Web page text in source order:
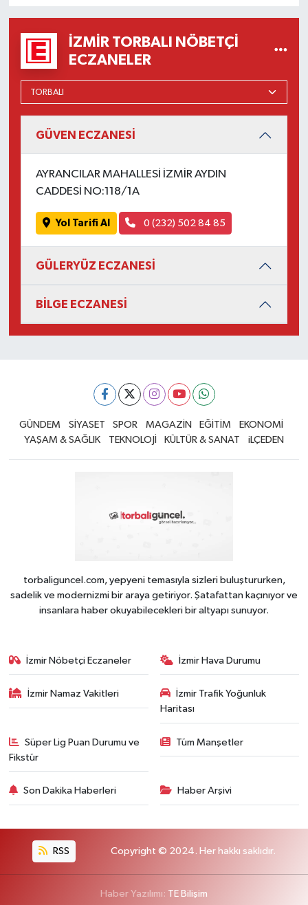
İZMIR TORBALI NÖBETÇI
ECZANELER
GÜVEN ECZANESİ
AYRANCILAR MAHALLESİ İZMİR AYDIN
CADDESİ NO:118/1A
Yol Tarifi Al 0 (232) 502 84 85
GÜLERYÜZ ECZANESİ
BİLGE ECZANESİ
GÜNDEM SİYASET SPOR MAGAZİN EĞİTİM
EKONOMİ
YAŞAM & SAĞLIK
TEKNOLOJİ KÜLTÜR & SANAT iLÇEDEN
torbaliguncel.com, yepyeni temasıyla sizleri buluştururken,
sadelik ve modernizmi bir araya getiriyor. Şatafattan kaçınıyor ve
insanlara haber okuyabilecekleri bir altyapı sunuyor.
İzmir Nöbetçi Eczaneler İzmir Hava Durumu
İzmir Namaz Vakitleri
İzmir Trafik Yoğunluk
Haritası
Süper Lig Puan Durumu ve
Fikstür
Tüm Manşetler
Son Dakika Haberleri Haber Arşivi
RSS Copyright © 2024. Her hakkı saklıdır.
Haber Yazılımı: TE Bilişim